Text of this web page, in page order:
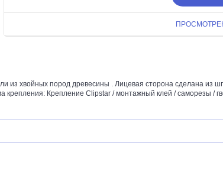
из хвойных пород древесины . Лицевая сторона сделана из
крепления: Крепление Clipstar / монтажный клей / саморезы /